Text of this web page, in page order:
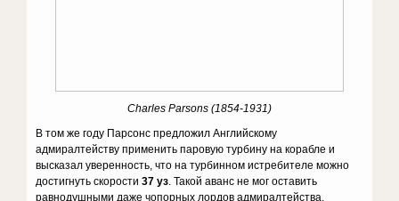
Charles Parsons (1854-1931)
В том же году Парсонс предложил Английскому
адмиралтейству применить паровую турбину на корабле и
высказал уверенность, что на турбинном истребителе можно
достигнуть скорости37 уз. Такой аванс не мог оставить
равнодушными даже чопорных лордов адмиралтейства.